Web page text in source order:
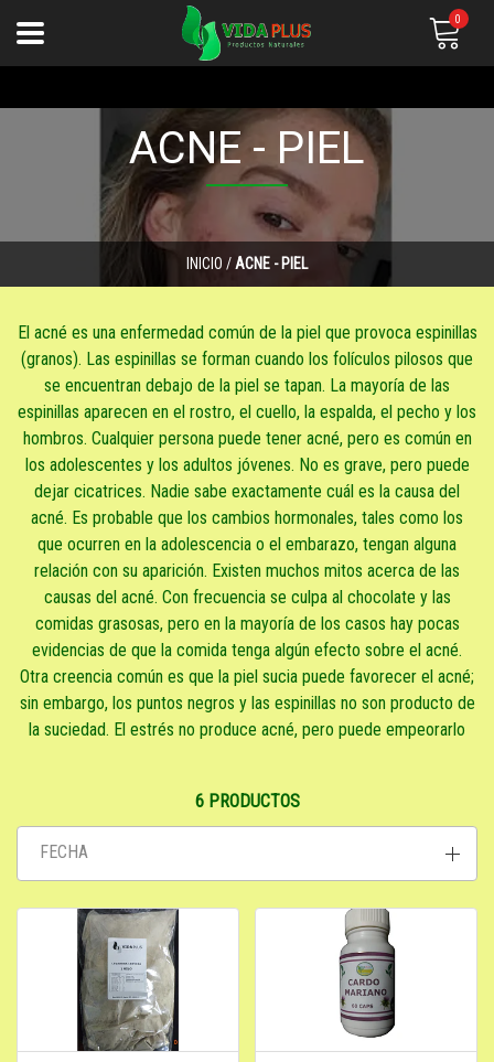
0
INICIO / ACNE - PIEL
ACNE - PIEL
El acné es una enfermedad común de la piel que provoca espinillas
(granos). Las espinillas se forman cuando los folículos pilosos que
se encuentran debajo de la piel se tapan. La mayoría de las
espinillas aparecen en el rostro, el cuello, la espalda, el pecho y los
hombros. Cualquier persona puede tener acné, pero es común en
los adolescentes y los adultos jóvenes. No es grave, pero puede
dejar cicatrices. Nadie sabe exactamente cuál es la causa del
acné. Es probable que los cambios hormonales, tales como los
que ocurren en la adolescencia o el embarazo, tengan alguna
relación con su aparición. Existen muchos mitos acerca de las
causas del acné. Con frecuencia se culpa al chocolate y las
comidas grasosas, pero en la mayoría de los casos hay pocas
evidencias de que la comida tenga algún efecto sobre el acné.
Otra creencia común es que la piel sucia puede favorecer el acné;
sin embargo, los puntos negros y las espinillas no son producto de
la suciedad. El estrés no produce acné, pero puede empeorarlo
6 PRODUCTOS
FECHA